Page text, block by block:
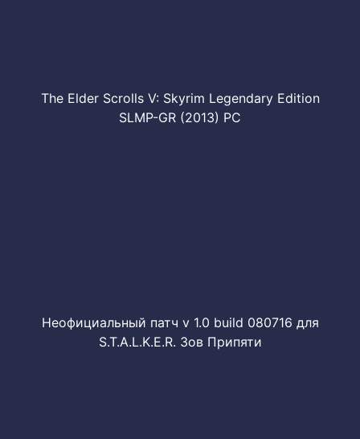
The Elder Scrolls V: Skyrim Legendary Edition
SLMP-GR (2013) PC
Неофициальный патч v 1.0 build 080716 для
S.T.A.L.K.E.R. Зов Припяти